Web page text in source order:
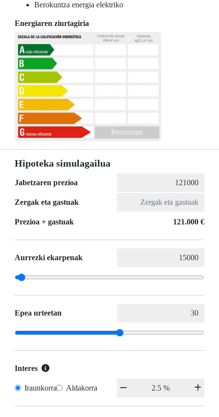
Berokuntza energia elektriko
Energiaren ziurtagiria
Prozesuan
Hipoteka simulagailua
Jabetzaren prezioa
Zergak eta gastuak
Prezioa + gastuak 121.000 €
Aurrezki ekarpenak
Epea urteetan
Interes
Iraunkorrak Aldakorra